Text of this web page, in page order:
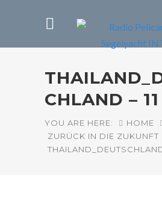
CHLAND – 11
YOU ARE HERE:
HOME
ZURÜCK IN DIE ZUKUNFT